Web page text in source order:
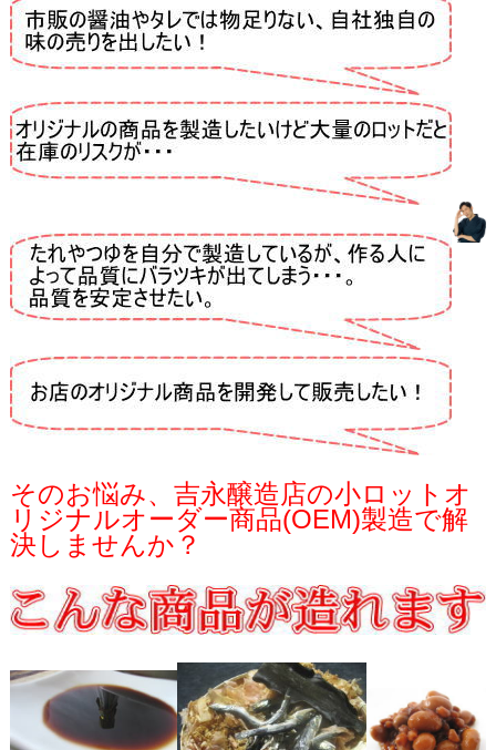
そのお悩み、吉永醸造店の小ロットオ
リジナルオーダー商品(OEM)製造で解
決しませんか？